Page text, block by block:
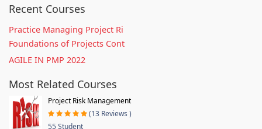
Recent Courses
Practice Managing Project Ri
Foundations of Projects Cont
AGILE IN PMP 2022
Most Related Courses
Project Risk Management
(13 Reviews )
55 Student